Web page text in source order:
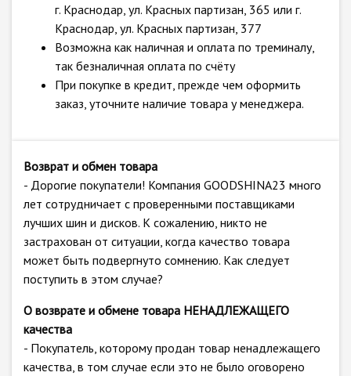
г. Краснодар, ул. Красных партизан, 365 или г.
Краснодар, ул. Красных партизан, 377
Возможна как наличная и оплата по треминалу,
так безналичная оплата по счёту
При покупке в кредит, прежде чем оформить
заказ, уточните наличие товара у менеджера.
Возврат и обмен товара
- Дорогие покупатели! Компания GOODSHINA23 много
лет сотрудничает с проверенными поставщиками
лучших шин и дисков. К сожалению, никто не
застрахован от ситуации, когда качество товара
может быть подвергнуто сомнению. Как следует
поступить в этом случае?
О возврате и обмене товара НЕНАДЛЕЖАЩЕГО
качества
- Покупатель, которому продан товар ненадлежащего
качества, в том случае если это не было оговорено